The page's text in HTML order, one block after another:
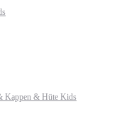
Kappen & Hüte Kids